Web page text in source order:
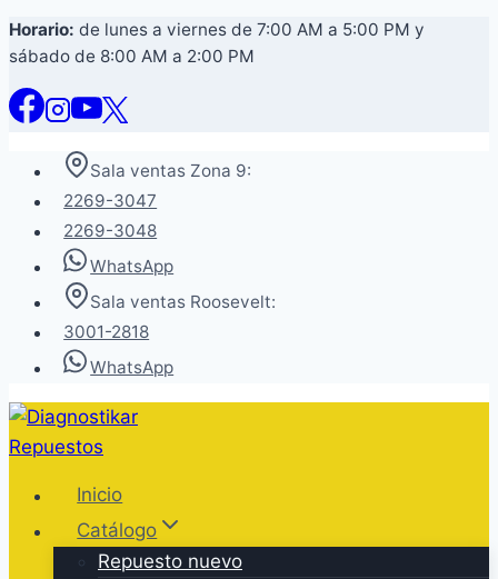
Saltar
al
contenido
Horario: de lunes a viernes de 7:00 AM a 5:00 PM y
sábado de 8:00 AM a 2:00 PM
Sala ventas Zona 9:
2269-3047
2269-3048
WhatsApp
Sala ventas Roosevelt:
3001-2818
WhatsApp
Inicio
Catálogo
Repuesto nuevo